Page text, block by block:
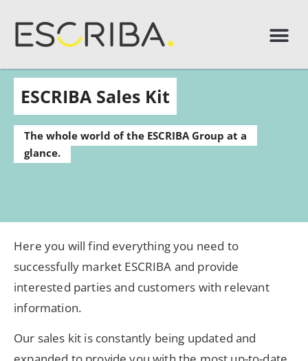
ESCRIBA Sales Kit
The whole world of the ESCRIBA Group at a
glance.
Here you will find everything you need to
successfully market ESCRIBA and provide
interested parties and customers with relevant
information.
Our sales kit is constantly being updated and